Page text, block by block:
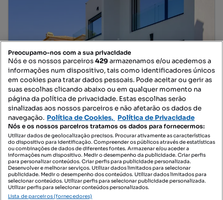
1 000 000 € 6250 €/m²
Moradia Isolada T3+1 Venda em Costa da
Caparica,Almada
Centro, Costa da Caparica, Almada, Setúbal
Tipologia
T4
Preço por metro quadrado
160 m²
Preocupamo-nos com a sua privacidade
Nós e os nossos parceiros429armazenamos e/ou acedemos a
informações num dispositivo, tais como identificadores únicos
em cookies para tratar dados pessoais. Pode aceitar ou gerir as
suas escolhas clicando abaixo ou em qualquer momento na
página da política de privacidade. Estas escolhas serão
sinalizadas aos nossos parceiros e não afetarão os dados de
navegação. Política de Cookies, Política de Privacidade
Nós e os nossos parceiros tratamos os dados para fornecermos:
Utilizar dados de geolocalização precisos. Procurar ativamente as características
do dispositivo para identificação. Compreender os públicos através de estatísticas
ou combinações de dados de diferentes fontes. Armazenar e/ou aceder a
informações num dispositivo. Medir o desempenho da publicidade. Criar perfis
para personalizar conteúdos. Criar perfis para publicidade personalizada.
Desenvolver e melhorar serviços. Utilizar dados limitados para selecionar
publicidade. Medir o desempenho dos conteúdos. Utilizar dados limitados para
selecionar conteúdos. Utilizar perfis para selecionar publicidade personalizada.
Utilizar perfis para selecionar conteúdos personalizados.
Lista de parceiros (fornecedores)